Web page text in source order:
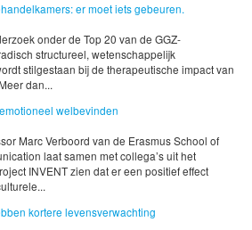
er moet iets gebeuren.
onder de Top 20 van de GGZ-
structureel, wetenschappelijk
stilgestaan bij de therapeutische impact van
dan...
welbevinden
Marc Verboord van de Erasmus School of
laat samen met collega’s uit het
INVENT zien dat er een positief effect
kortere levensverwachting